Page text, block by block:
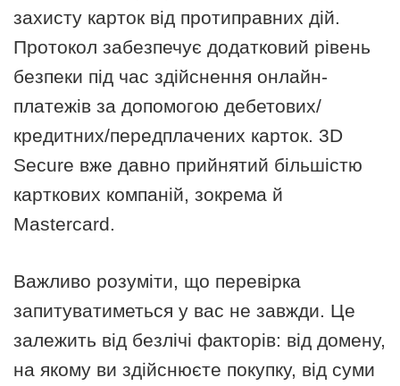
захисту карток від протиправних дій.
Протокол забезпечує додатковий рівень
безпеки під час здійснення онлайн-
платежів за допомогою дебетових/
кредитних/передплачених карток. 3D
Secure вже давно прийнятий більшістю
карткових компаній, зокрема й
Mastercard.
Важливо розуміти, що перевірка
запитуватиметься у вас не завжди. Це
залежить від безлічі факторів: від домену,
на якому ви здійснюєте покупку, від суми